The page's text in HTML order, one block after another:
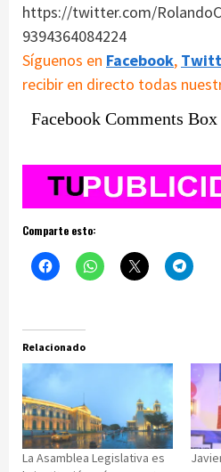
https://twitter.com/
9394364084224
Síguenos en Facebook,
recibir en directo todas
Facebook Comments Box
Comparte esto:
Relacionado
La Asamblea Legislativa es